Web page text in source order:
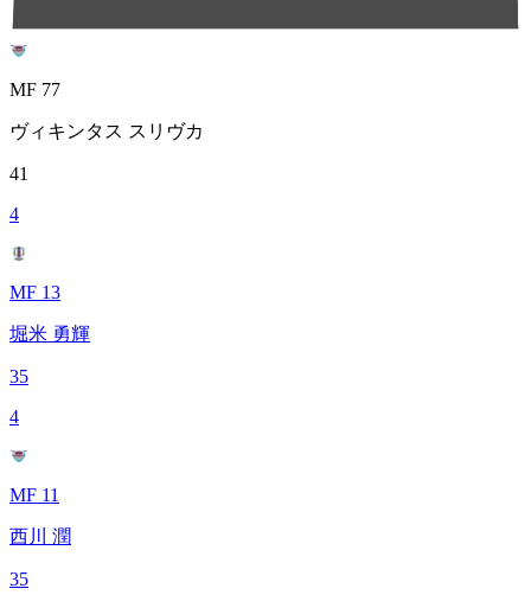
3
MF 77
ヴィキンタス スリヴカ
41
4
MF 13
堀米 勇輝
35
4
MF 11
西川 潤
35